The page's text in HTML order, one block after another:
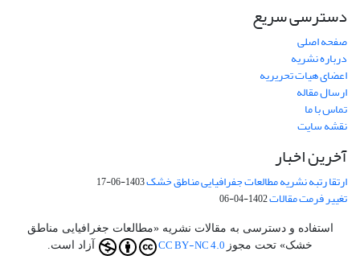
دسترسی سریع
صفحه اصلی
درباره نشریه
اعضای هیات تحریریه
ارسال مقاله
تماس با ما
نقشه سایت
آخرین اخبار
ارتقا رتبه نشریه مطالعات جفرافیایی مناطق خشک1403-06-17
تغییر فرمت مقالات1402-04-06
استفاده و دسترسی به مقالات نشریه «مطالعات جغرافیایی مناطق
خشک» تحت مجوز CC BY-NC 4.0 آزاد است.